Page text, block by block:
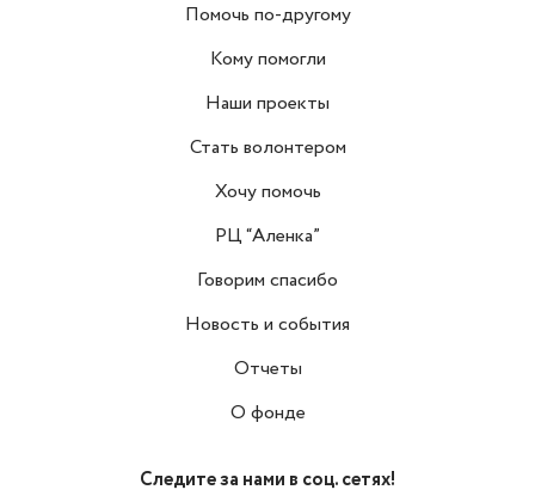
Помочь по-другому
Кому помогли
Наши проекты
Стать волонтером
Хочу помочь
РЦ “Аленка”
Говорим спасибо
Новость и события
Отчеты
О фонде
Следите за нами в соц. сетях!